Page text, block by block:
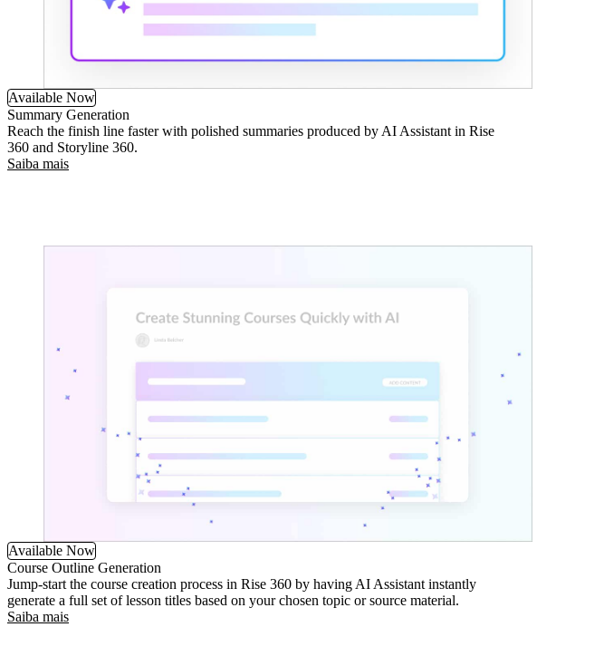
Available Now
Summary Generation
Reach the finish line faster with polished summaries produced by AI Assistant in Rise
360 and Storyline 360.
Saiba mais
Available Now
Course Outline Generation
Jump-start the course creation process in Rise 360 by having AI Assistant instantly
generate a full set of lesson titles based on your chosen topic or source material.
Saiba mais